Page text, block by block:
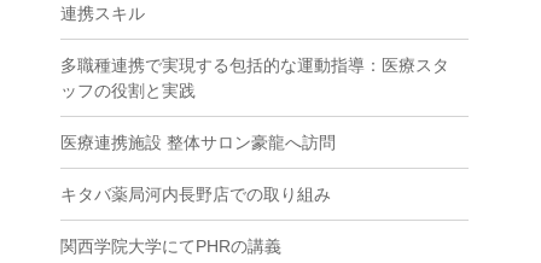
連携スキル
多職種連携で実現する包括的な運動指導：医療スタ
ッフの役割と実践
医療連携施設 整体サロン豪龍へ訪問
キタバ薬局河内長野店での取り組み
関西学院大学にてPHRの講義